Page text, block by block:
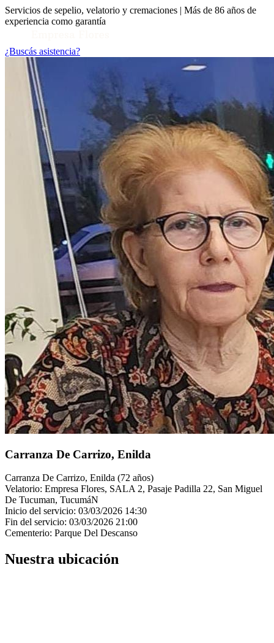
Servicios de sepelio, velatorio y cremaciones | Más de 86 años de
experiencia como garantía
Toggle Conocenos submenu
¿Buscás asistencia?
Carranza De Carrizo, Enilda
Carranza De Carrizo, Enilda (72 años)
Velatorio: Empresa Flores, SALA 2, Pasaje Padilla 22, San Miguel
De Tucuman, TucumáN
Inicio del servicio: 03/03/2026 14:30
Fin del servicio: 03/03/2026 21:00
Cementerio: Parque Del Descanso
Nuestra ubicación